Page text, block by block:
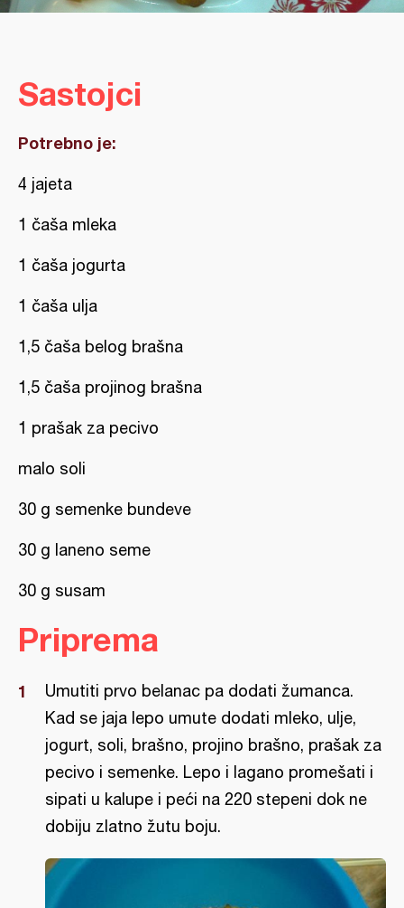
Sastojci
Potrebno je:
4 jajeta
1 čaša mleka
1 čaša jogurta
1 čaša ulja
1,5 čaša belog brašna
1,5 čaša projinog brašna
1 prašak za pecivo
malo soli
30 g semenke bundeve
30 g laneno seme
30 g susam
Priprema
Umutiti prvo belanac pa dodati žumanca.
Kad se jaja lepo umute dodati mleko, ulje,
jogurt, soli, brašno, projino brašno, prašak za
pecivo i semenke. Lepo i lagano promešati i
sipati u kalupe i peći na 220 stepeni dok ne
dobiju zlatno žutu boju.